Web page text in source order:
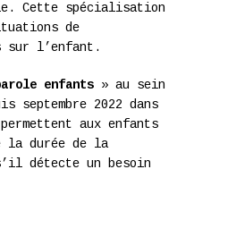
Cette spécialisation
de
sur l’enfant.
enfants » au sein
2022 dans
aux enfants
la durée de la
détecte un besoin